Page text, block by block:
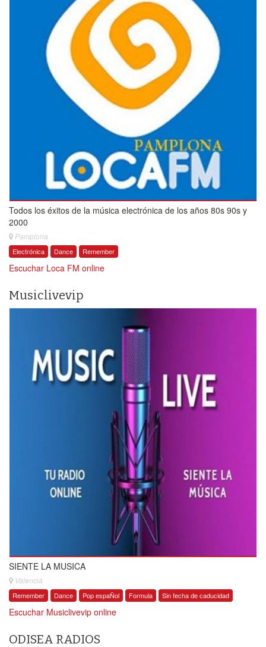
Todos los éxitos de la música electrónica de los años 80s 90s y
2000
Pamplona
Electrónica Dance Remember
Escuchar Loca FM online
Musiclivevip
SIENTE LA MUSICA
Valencia
Remember Dance Pop espaÑol Formula Sin fecha de caducidad
Escuchar Musiclivevip online
ODISEA RADIOS